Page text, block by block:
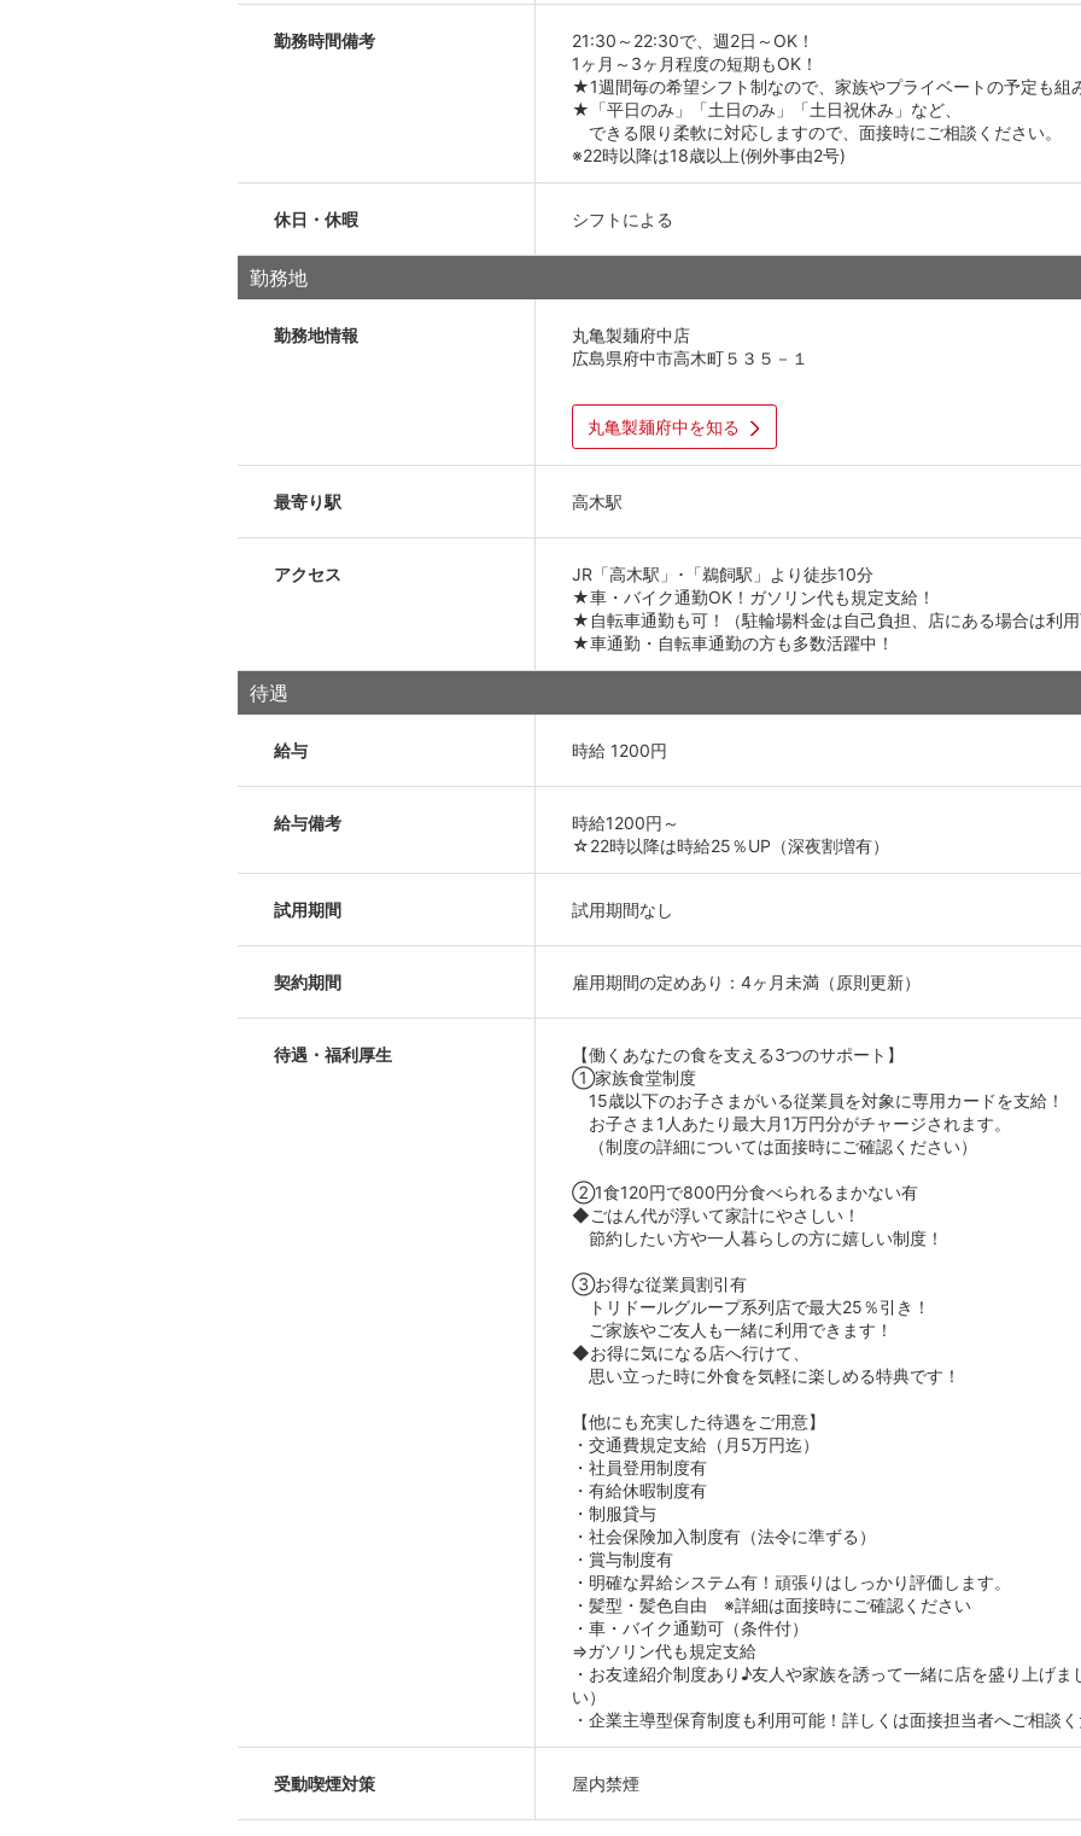
勤務時間備考
21:30～22:30で、週2日～OK！
1ヶ月～3ヶ月程度の短期もOK！
★1週間毎の希望シフト制なので、家族やプライベートの予定も組
★「平日のみ」「土日のみ」「土日祝休み」など、
できる限り柔軟に対応しますので、面接時にご相談ください。
※22時以降は18歳以上(例外事由2号)
休日・休暇 シフトによる
勤務地
勤務地情報
丸亀製麺府中店
広島県府中市高木町５３５－１
丸亀製麺府中を知る
最寄り駅 高木駅
アクセス
JR「高木駅」･「鵜飼駅」より徒歩10分
★車・バイク通勤OK！ガソリン代も規定支給！
★自転車通勤も可！（駐輪場料金は自己負担、店にある場合は利
★車通勤・自転車通勤の方も多数活躍中！
待遇
給与 時給 1200円
給与備考
時給1200円～
☆22時以降は時給25％UP（深夜割増有）
試用期間 試用期間なし
契約期間 雇用期間の定めあり：4ヶ月未満（原則更新）
待遇・福利厚生
【働くあなたの食を支える3つのサポート】
①家族食堂制度
15歳以下のお子さまがいる従業員を対象に専用カードを支給！
お子さま1人あたり最大月1万円分がチャージされます。
（制度の詳細については面接時にご確認ください）
②1食120円で800円分食べられるまかない有
◆ごはん代が浮いて家計にやさしい！
節約したい方や一人暮らしの方に嬉しい制度！
③お得な従業員割引有
トリドールグループ系列店で最大25％引き！
ご家族やご友人も一緒に利用できます！
◆お得に気になる店へ行けて、
思い立った時に外食を気軽に楽しめる特典です！
【他にも充実した待遇をご用意】
・交通費規定支給（月5万円迄）
・社員登用制度有
・有給休暇制度有
・制服貸与
・社会保険加入制度有（法令に準ずる）
・賞与制度有
・明確な昇給システム有！頑張りはしっかり評価します。
・髪型・髪色自由 ※詳細は面接時にご確認ください
・車・バイク通勤可（条件付）
⇒ガソリン代も規定支給
・お友達紹介制度あり♪友人や家族を誘って一緒に店を盛り上げ
い）
・企業主導型保育制度も利用可能！詳しくは面接担当者へご相談
受動喫煙対策 屋内禁煙